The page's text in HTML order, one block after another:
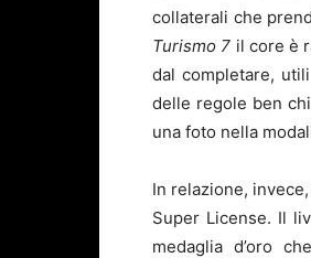
collaterali che
Turismo 7 il core è
dal completare,
delle regole ben
una foto nella
In relazione,
Super License. Il
medaglia d’oro